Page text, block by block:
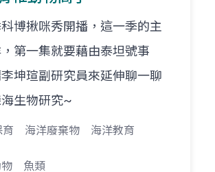
博揪咪秀開播，這一季的主
第一集就要藉由泰坦號事
坤瑄副研究員來延伸聊一聊
生物研究~
育 海洋廢棄物 海洋教育
魚類